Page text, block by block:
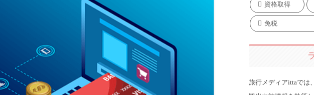
資格取得
免税
旅行メディアittaでは